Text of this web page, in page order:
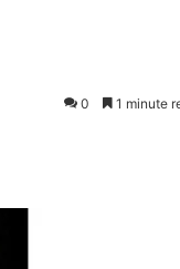
0 1 minute